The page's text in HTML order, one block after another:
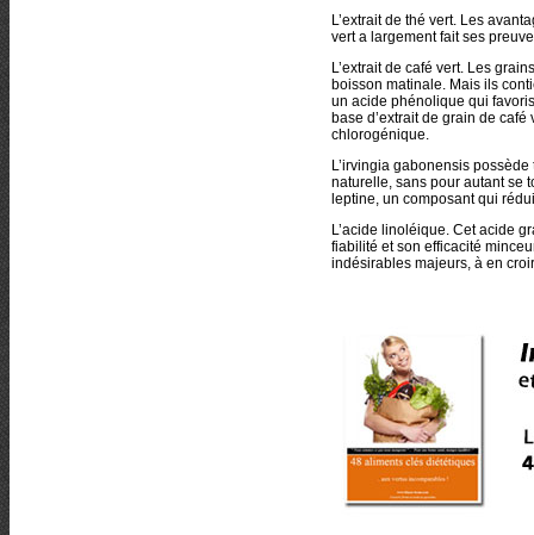
L’extrait de thé vert. Les
vert a largement fait ses
L’extrait de café vert. Les
boisson matinale. Mais ils
un acide phénolique qui
base d’extrait de grain de
chlorogénique.
L’irvingia gabonensis
naturelle, sans pour autant se
leptine, un composant qui
L’acide linoléique. Cet acide
fiabilité et son efficacité
indésirables majeurs, à en